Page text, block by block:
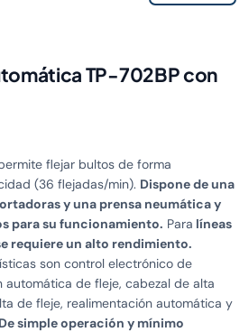
TP-702BP con
flejar bultos de forma
(36 flejadas/min). Dispone de una
y una prensa neumática y
para su funcionamiento. Para líneas
requiere un alto rendimiento.
son control electrónico de
automática de fleje, cabezal de alta
de fleje, realimentación automática y
De simple operación y mínimo